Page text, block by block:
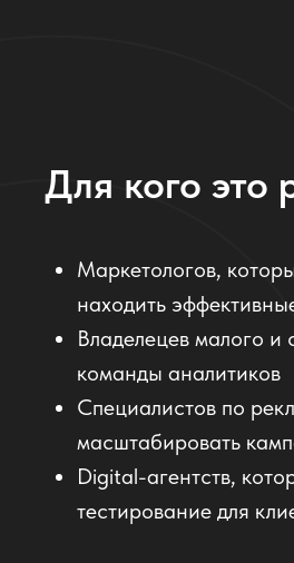
Для кого это
Маркетологов,
находить
Владелецев малого и
команды аналитиков
Специалистов по
масштабировать
Digital-агентств,
тестирование для